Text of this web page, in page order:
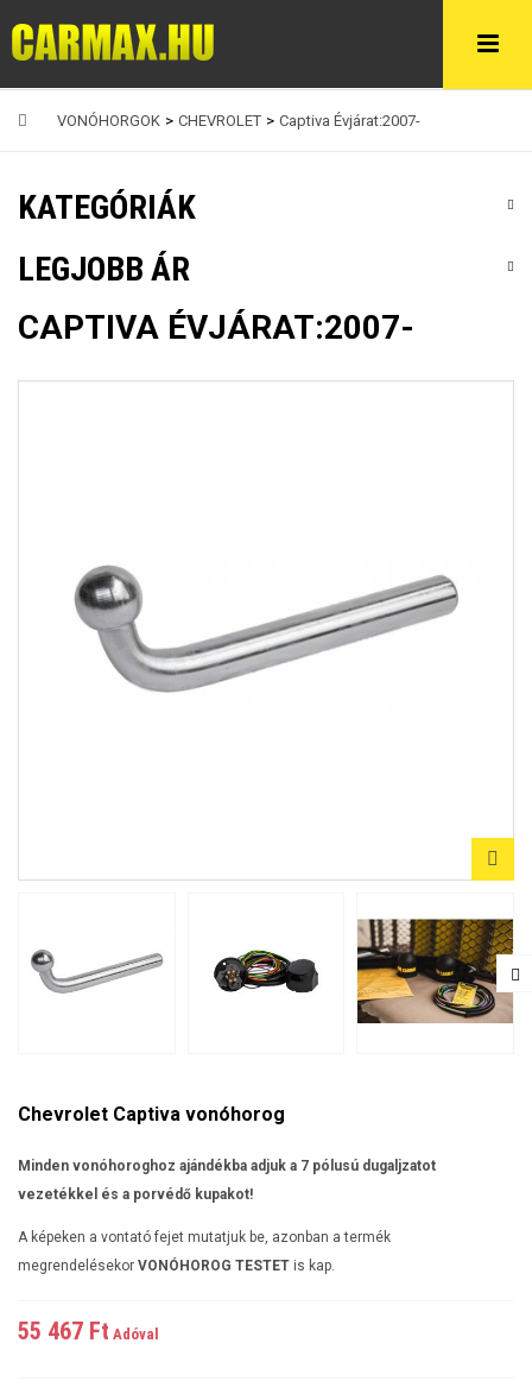
VONÓHORGOK > CHEVROLET > Captiva Évjárat:2007-
KATEGÓRIÁK
LEGJOBB ÁR
CAPTIVA ÉVJÁRAT:2007-
Chevrolet Captiva vonóhorog
Minden vonóhoroghoz ajándékba adjuk a 7 pólusú dugaljzatot
vezetékkel és a porvédő kupakot!
A képeken a vontató fejet mutatjuk be, azonban a termék
megrendelésekor VONÓHOROG TESTET is kap.
55 467 Ft‎ Adóval